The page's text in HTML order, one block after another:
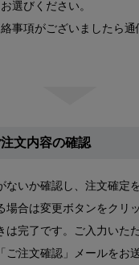
選びください。
絡事項がございましたら
文内容の確認
ないか確認し、注文確定
場合は変更ボタンをクリ
は完了です。ご入力いた
ご注文確認」メールをお